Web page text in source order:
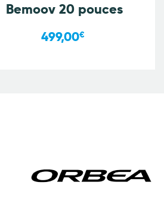
Bemoov 20 pouces
499,00€